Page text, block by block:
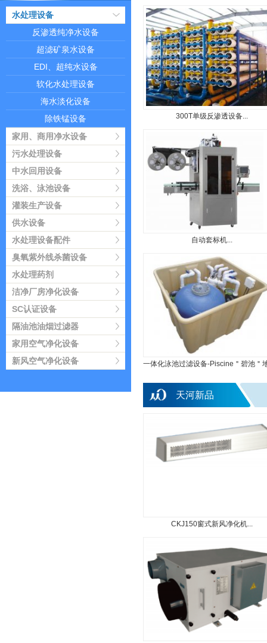
水处理设备
反渗透纯净水设备
超滤矿泉水设备
EDI、超纯水设备
软化水处理设备
海水淡化设备
除铁锰设备
家用、商用净水设备
污水处理设备
中水回用设备
洗浴、泳池设备
灌装生产设备
供水设备
水处理设备配件
臭氧紫外线杀菌设备
水处理药剂
洁净厂房净化设备
SC认证设备
隔油池油烟过滤器
家用空气净化设备
新风空气净化设备
300T单级反渗透设备...
自动套标机...
一体化泳池过滤设备-Piscine＂碧池＂
天河新品
CKJ150窗式新风净化机...